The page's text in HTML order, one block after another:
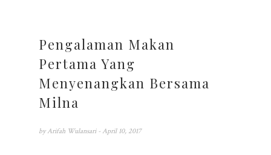
Pengalaman Makan
Pertama Yang
Menyenangkan Bersama
Milna
by Arifah Wulansari - April 10, 2017